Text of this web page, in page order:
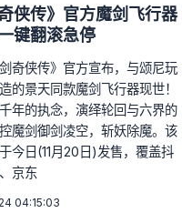
侠传》官方魔剑飞行器
键翻滚急停
奇侠传》官方宣布，与颂尼玩
的景天同款魔剑飞行器现世！
年的执念，演绎轮回与六界的
魔剑御剑凌空，斩妖除魔。该
今日(11月20日)发售，覆盖抖
京东
04:15:03